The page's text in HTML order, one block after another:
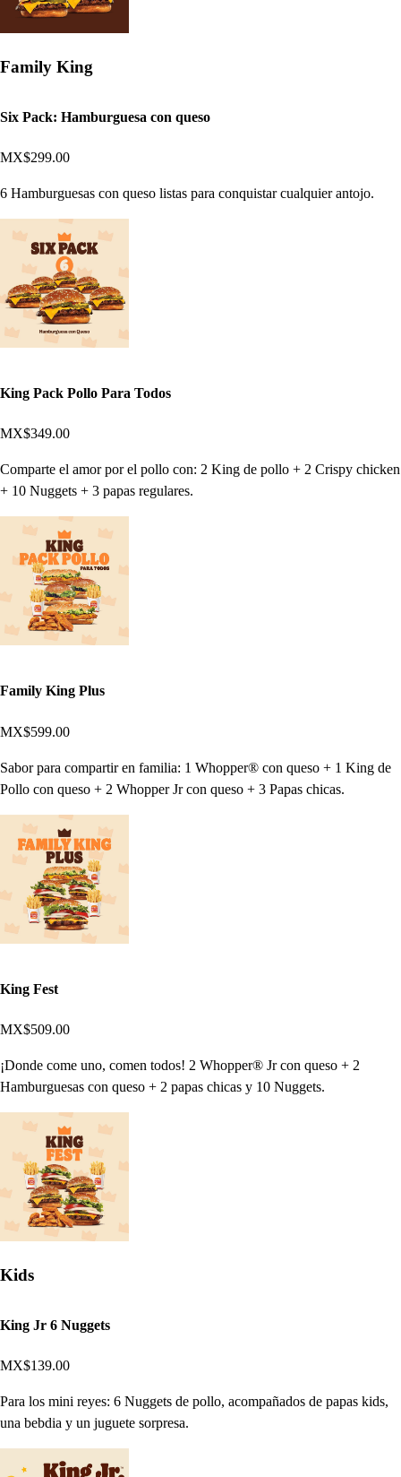
Family King
Six Pack: Hamburguesa con queso
MX$299.00
6 Hamburguesas con queso listas para conquistar cualquier antojo.
King Pack Pollo Para Todos
MX$349.00
Comparte el amor por el pollo con: 2 King de pollo + 2 Crispy chicken
+ 10 Nuggets + 3 papas regulares.
Family King Plus
MX$599.00
Sabor para compartir en familia: 1 Whopper® con queso + 1 King de
Pollo con queso + 2 Whopper Jr con queso + 3 Papas chicas.
King Fest
MX$509.00
¡Donde come uno, comen todos! 2 Whopper® Jr con queso + 2
Hamburguesas con queso + 2 papas chicas y 10 Nuggets.
Kids
King Jr 6 Nuggets
MX$139.00
Para los mini reyes: 6 Nuggets de pollo, acompañados de papas kids,
una bebdia y un juguete sorpresa.